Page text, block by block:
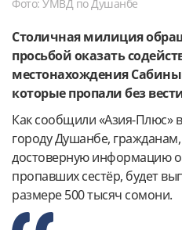
Фото: УМВД по Душанбе
Столичная милиция
просьбой оказать
местонахождения
которые пропали без
Как сообщили «Азия-Плюс»
городу Душанбе,
достоверную информацию
пропавших сестёр, будет
размере 500 тысяч сомони.